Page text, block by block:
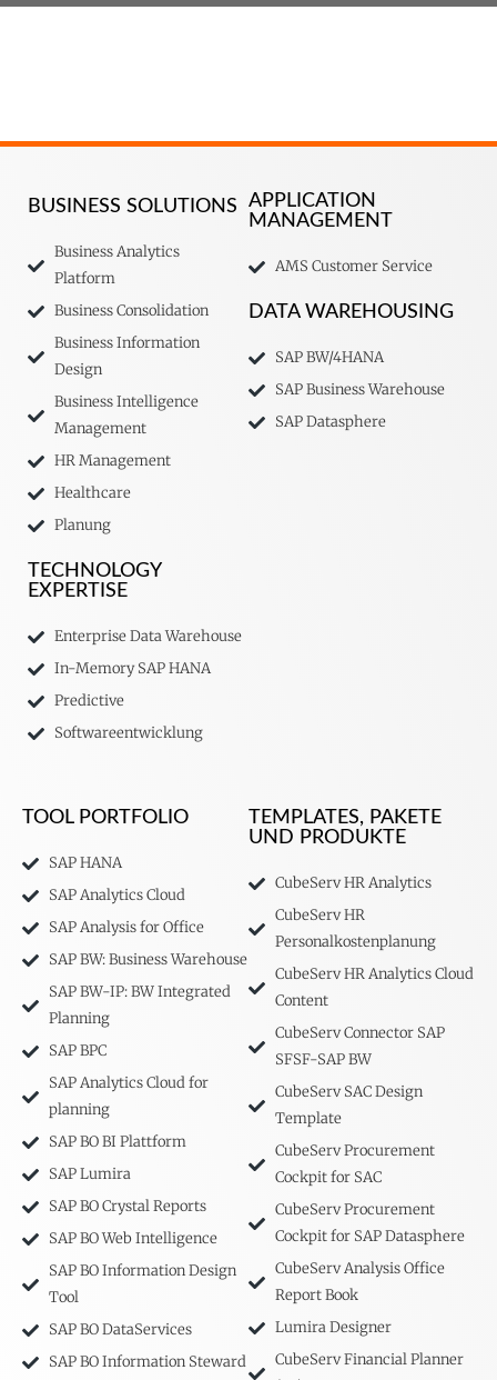
BUSINESS SOLUTIONS
Business Analytics
Platform
Business Consolidation
Business Information
Design
Business Intelligence
Management
HR Management
Healthcare
Planung
TECHNOLOGY
EXPERTISE
Enterprise Data Warehouse
In-Memory SAP HANA
Predictive
Softwareentwicklung
APPLICATION
MANAGEMENT
AMS Customer Service
DATA WAREHOUSING
SAP BW/4HANA
SAP Business Warehouse
SAP Datasphere
TOOL PORTFOLIO
SAP HANA
SAP Analytics Cloud
SAP Analysis for Office
SAP BW: Business Warehouse
SAP BW-IP: BW Integrated
Planning
SAP BPC
SAP Analytics Cloud for
planning
SAP BO BI Plattform
SAP Lumira
SAP BO Crystal Reports
SAP BO Web Intelligence
SAP BO Information Design
Tool
SAP BO DataServices
SAP BO Information Steward
TEMPLATES, PAKETE
UND PRODUKTE
CubeServ HR Analytics
CubeServ HR
Personalkostenplanung
CubeServ HR Analytics Cloud
Content
CubeServ Connector SAP
SFSF-SAP BW
CubeServ SAC Design
Template
CubeServ Procurement
Cockpit for SAC
CubeServ Procurement
Cockpit for SAP Datasphere
CubeServ Analysis Office
Report Book
Lumira Designer
CubeServ Financial Planner